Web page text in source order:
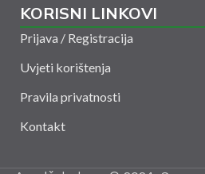
KORISNI LINKOVI
Prijava / Registracija
Uvjeti korištenja
Pravila privatnosti
Kontakt